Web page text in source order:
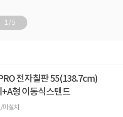
1/5
전자칠판 55(138.7cm)
형 이동식스탠드
설치